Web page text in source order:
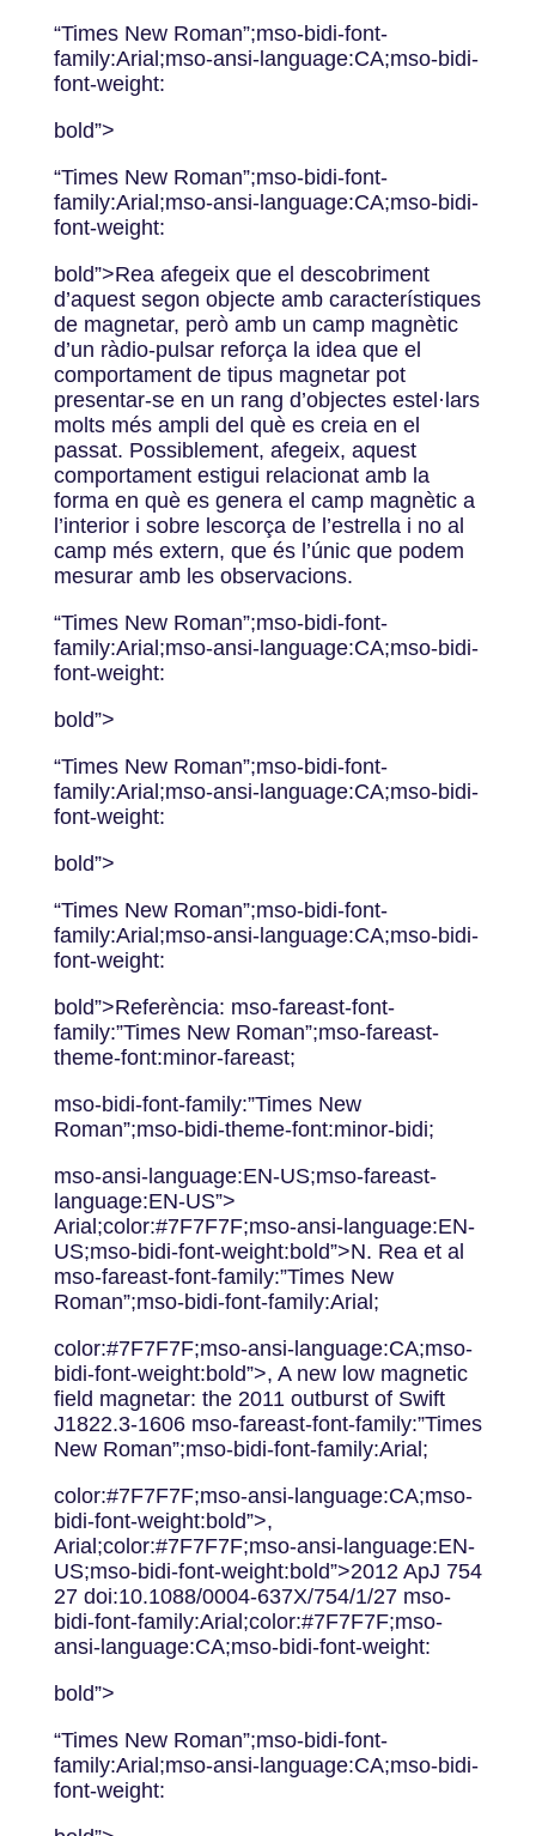
“Times New Roman”;mso-bidi-font-
family:Arial;mso-ansi-language:CA;mso-bidi-
font-weight:
bold”>
“Times New Roman”;mso-bidi-font-
family:Arial;mso-ansi-language:CA;mso-bidi-
font-weight:
bold”>Rea afegeix que el descobriment
d’aquest segon objecte amb característiques
de magnetar, però amb un camp magnètic
d’un ràdio-pulsar reforça la idea que el
comportament de tipus magnetar pot
presentar-se en un rang d’objectes estel·lars
molts més ampli del què es creia en el
passat. Possiblement, afegeix, aquest
comportament estigui relacionat amb la
forma en què es genera el camp magnètic a
l’interior i sobre lescorça de l’estrella i no al
camp més extern, que és l’únic que podem
mesurar amb les observacions.
“Times New Roman”;mso-bidi-font-
family:Arial;mso-ansi-language:CA;mso-bidi-
font-weight:
bold”>
“Times New Roman”;mso-bidi-font-
family:Arial;mso-ansi-language:CA;mso-bidi-
font-weight:
bold”>
“Times New Roman”;mso-bidi-font-
family:Arial;mso-ansi-language:CA;mso-bidi-
font-weight:
bold”>Referència: mso-fareast-font-
family:”Times New Roman”;mso-fareast-
theme-font:minor-fareast;
mso-bidi-font-family:”Times New
Roman”;mso-bidi-theme-font:minor-bidi;
mso-ansi-language:EN-US;mso-fareast-
language:EN-US”>
Arial;color:#7F7F7F;mso-ansi-language:EN-
US;mso-bidi-font-weight:bold”>N. Rea et al
mso-fareast-font-family:”Times New
Roman”;mso-bidi-font-family:Arial;
color:#7F7F7F;mso-ansi-language:CA;mso-
bidi-font-weight:bold”>, A new low magnetic
field magnetar: the 2011 outburst of Swift
J1822.3-1606 mso-fareast-font-family:”Times
New Roman”;mso-bidi-font-family:Arial;
color:#7F7F7F;mso-ansi-language:CA;mso-
bidi-font-weight:bold”>,
Arial;color:#7F7F7F;mso-ansi-language:EN-
US;mso-bidi-font-weight:bold”>2012 ApJ 754
27 doi:10.1088/0004-637X/754/1/27 mso-
bidi-font-family:Arial;color:#7F7F7F;mso-
ansi-language:CA;mso-bidi-font-weight:
bold”>
“Times New Roman”;mso-bidi-font-
family:Arial;mso-ansi-language:CA;mso-bidi-
font-weight: